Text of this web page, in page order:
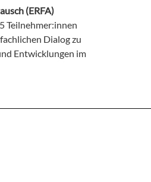
(ERFA)
Teilnehmer:innen
Dialog zu
Entwicklungen im